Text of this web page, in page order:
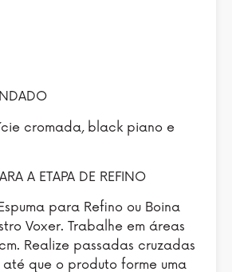
cromada, black piano e
A ETAPA DE REFINO
para Refino ou Boina
Voxer. Trabalhe em áreas
Realize passadas cruzadas
que o produto forme uma